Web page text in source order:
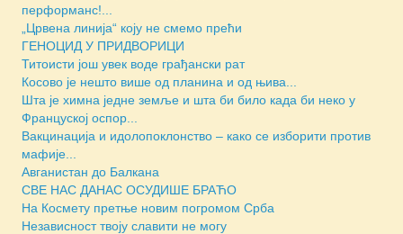
перформанс!...
„Црвена линија“ коју не смемо прећи
ГЕНОЦИД У ПРИДВОРИЦИ
Титоисти још увек воде грађански рат
Косово је нешто више од планина и од њива...
Шта је химна једне земље и шта би било када би неко у
Француској оспор...
Вакцинација и идолопоклонство – како се изборити против
мафије...
Авганистан до Балкана
СВЕ НАС ДАНАС ОСУДИШЕ БРАЋО
На Космету претње новим погромом Срба
Независност твоју славити не могу